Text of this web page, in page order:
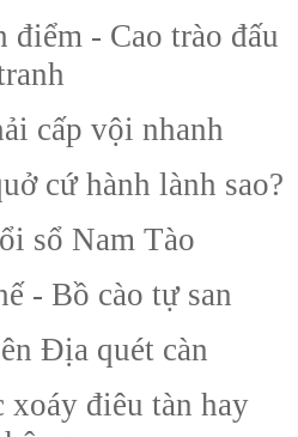
- Cao trào đấu
cấp vội nhanh
cứ hành lành sao?
sổ Nam Tào
- Bồ cào tự san
Địa quét càn
xoáy điêu tàn hay